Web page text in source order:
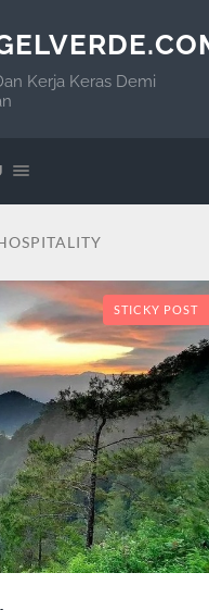
Kerja Keras Demi
STICKY POST